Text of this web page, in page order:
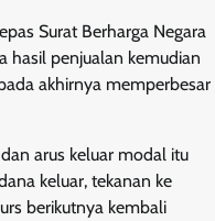
Surat Berharga Negara
hasil penjualan kemudian
akhirnya memperbesar
arus keluar modal itu
keluar, tekanan ke
berikutnya kembali